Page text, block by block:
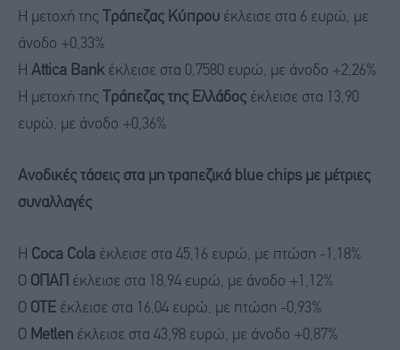
Η μετοχή της
Τράπεζας Κύπρου έκλεισε στα 6 ευρώ, με
άνοδο +0,33%
Η Attica Bankέκλεισε στα 0,7580 ευρώ, με άνοδο +2,26%
Η μετοχή της
Τράπεζας της Ελλάδος έκλεισε στα 13,90
ευρώ, με άνοδο +0,36%
Ανοδικές τάσεις στα μη τραπεζικά blue chips με μέτριες
συναλλαγές
Η Coca Cola έκλεισε στα 45,16 ευρώ, με πτώση -1,18%
Ο ΟΠΑΠ
έκλεισε στα 18,94 ευρώ, με άνοδο +1,12%
Ο ΟΤΕ έκλεισε στα 16,04 ευρώ, με πτώση -0,93%
Ο Μetlen έκλεισε στα 43,98 ευρώ, με άνοδο +0,87%